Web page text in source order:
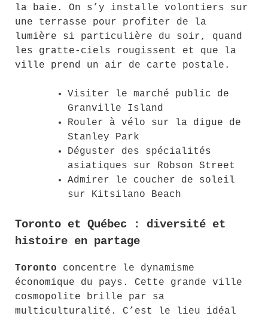
la baie. On s’y installe volontiers sur
une terrasse pour profiter de la
lumière si particulière du soir, quand
les gratte-ciels rougissent et que la
ville prend un air de carte postale.
Visiter le marché public de
Granville Island
Rouler à vélo sur la digue de
Stanley Park
Déguster des spécialités
asiatiques sur Robson Street
Admirer le coucher de soleil
sur Kitsilano Beach
Toronto et Québec : diversité et
histoire en partage
Toronto concentre le dynamisme
économique du pays. Cette grande ville
cosmopolite brille par sa
multiculturalité. C’est le lieu idéal